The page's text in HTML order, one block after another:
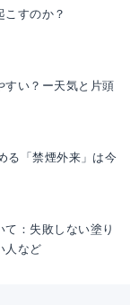
こすのか？
すい？ー天気と片頭
る「禁煙外来」は今
：失敗しない塗り
人など